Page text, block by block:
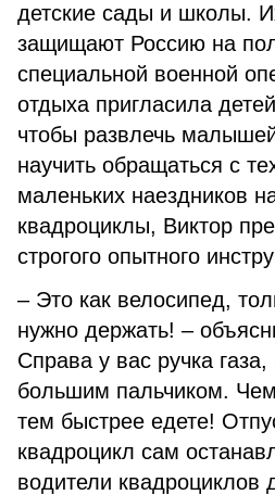
детские сады и школы.
защищают Россию на
специальной военной
отдыха пригласила
чтобы развлечь
научить обращаться с
маленьких наездников
квадроциклы, Виктор
строгого опытного
– Это как велосипед,
нужно держать! –
Справа у вас ручка
большим пальчиком.
тем быстрее едете!
квадроцикл сам
водители